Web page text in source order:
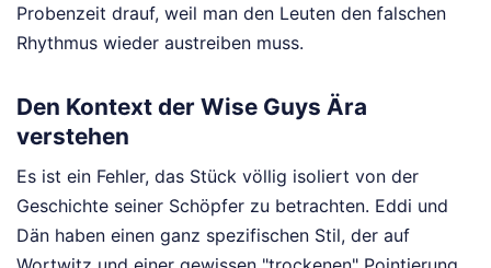
Probenzeit drauf, weil man den Leuten den falschen
Rhythmus wieder austreiben muss.
Den Kontext der Wise Guys Ära
verstehen
Es ist ein Fehler, das Stück völlig isoliert von der
Geschichte seiner Schöpfer zu betrachten. Eddi und
Dän haben einen ganz spezifischen Stil, der auf